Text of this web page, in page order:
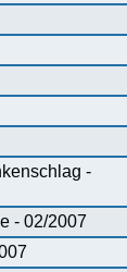
-
- 02/2007